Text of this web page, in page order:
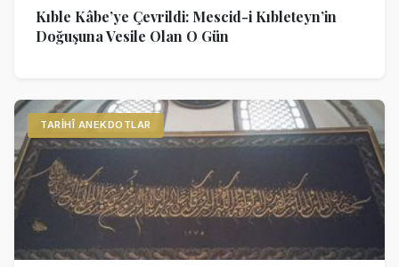
Kıble Kâbe’ye Çevrildi: Mescid-i Kıbleteyn’in
Doğuşuna Vesile Olan O Gün
TARIHÎ ANEKDOTLAR